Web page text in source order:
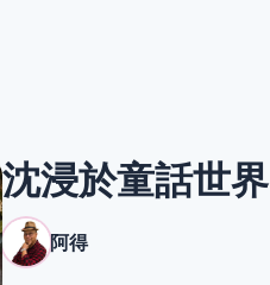
沈浸於童話世界
阿得